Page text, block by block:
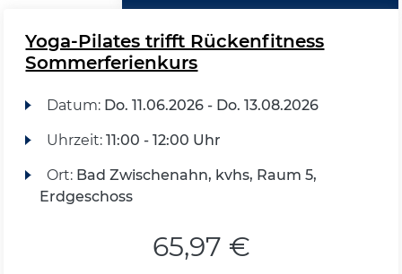
Yoga-Pilates trifft Rückenfitness
Sommerferienkurs
Datum: Do. 11.06.2026 - Do. 13.08.2026
Uhrzeit: 11:00 - 12:00 Uhr
Ort: Bad Zwischenahn, kvhs, Raum 5,
Erdgeschoss
65,97 €